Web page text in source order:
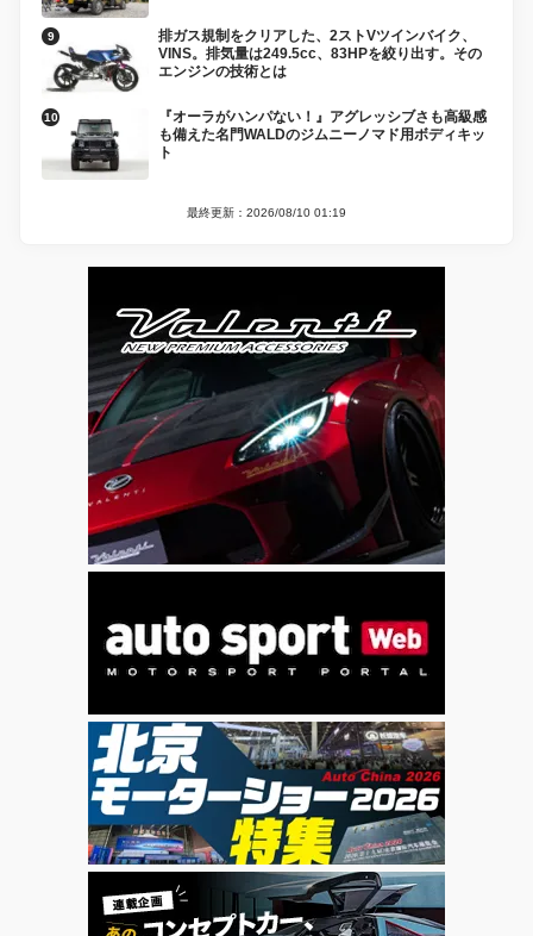
排ガス規制をクリアした、2ストVツインバイク、
VINS。排気量は249.5cc、83HPを絞り出す。その
エンジンの技術とは
『オーラがハンパない！』アグレッシブさも高級感
も備えた名門WALDのジムニーノマド用ボディキッ
ト
最終更新：2026/08/10 01:19